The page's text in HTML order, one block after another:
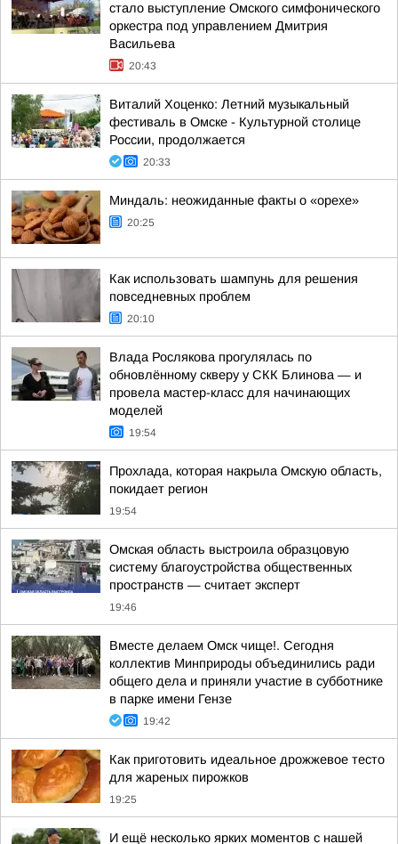
стало выступление Омского симфонического
оркестра под управлением Дмитрия
Васильева
20:43
Виталий Хоценко: Летний музыкальный
фестиваль в Омске - Культурной столице
России, продолжается
20:33
Миндаль: неожиданные факты о «орехе»
20:25
Как использовать шампунь для решения
повседневных проблем
20:10
Влада Рослякова прогулялась по
обновлённому скверу у СКК Блинова — и
провела мастер-класс для начинающих
моделей
19:54
Прохлада, которая накрыла Омскую область,
покидает регион
19:54
Омская область выстроила образцовую
систему благоустройства общественных
пространств — считает эксперт
19:46
Вместе делаем Омск чище!. Сегодня
коллектив Минприроды объединились ради
общего дела и приняли участие в субботнике
в парке имени Гензе
19:42
Как приготовить идеальное дрожжевое тесто
для жареных пирожков
19:25
И ещё несколько ярких моментов с нашей